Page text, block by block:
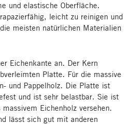
und elastische Oberfläche.
leicht zu reinigen und
meisten natürlichen Materialien
Eichenkante an. Der Kern
Platte. Für die massive
und Pappelholz. Die Platte ist
und ist sehr belastbar. Sie ist
Eichenholz versehen.
lässt sich gut mit anderen